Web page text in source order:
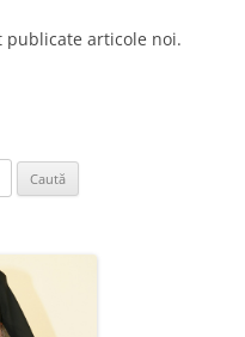
articole noi.